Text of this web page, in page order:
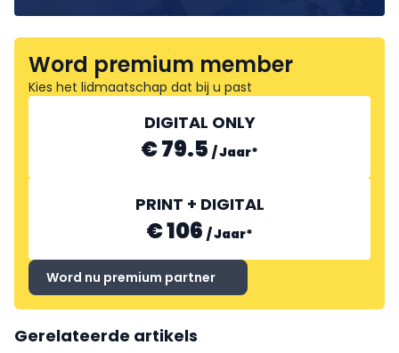
Word premium member
Kies het lidmaatschap dat bij u past
DIGITAL ONLY
€ 79.5 /Jaar*
PRINT + DIGITAL
€ 106 /Jaar*
Word nu premium partner
Gerelateerde artikels